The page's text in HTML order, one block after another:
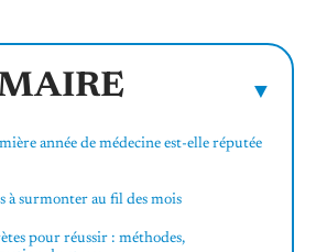
année de médecine est-elle réputée
à surmonter au fil des mois
pour réussir : méthodes,